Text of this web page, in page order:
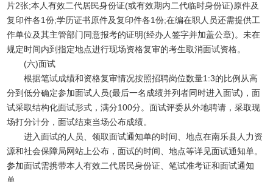
片2张;本人有效二代居民身份证(或有效期内二代临时身份证)原件及
复印件各1份;学历证书原件及复印件各1份;在编在职人员还需提供工
作单位及其主管部门同意报考的证明(经办人签字并加盖公章)。未在
规定时间内到指定地点进行现场资格复审的考生取消面试资格。
(六)面试
根据笔试成绩和资格复审情况按照招聘岗位数量1:3的比例从高
分到低分确定参加面试人员(最后一名成绩并列者同时进入面试)，面
试采取结构化面试形式，满分100分。面试评委从外地聘请，采取现
场打分计分，面试结束当场公布成绩。
进入面试的人员、领取面试通知单的时间、地点在南乐县人力资
源和社会保障局网站上公布，面试的时间、地点等详见面试通知单。
参加面试需携带本人有效二代居民身份证、笔试准考证和面试通知